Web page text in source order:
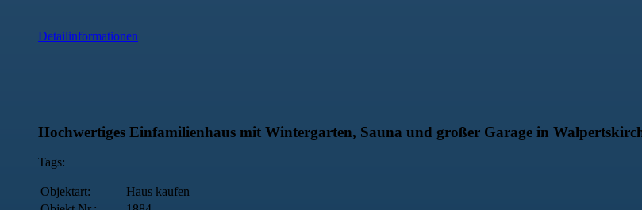
Detailinformationen
Hochwertiges Einfamilienhaus mit Wintergarten, Sauna und großer Garage in
Tags:
Objektart:
Haus kaufen